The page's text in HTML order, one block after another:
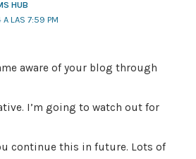
HUB
LAS 7:59 PM
aware of your blog through
I’m going to watch out for
continue this in future. Lots of